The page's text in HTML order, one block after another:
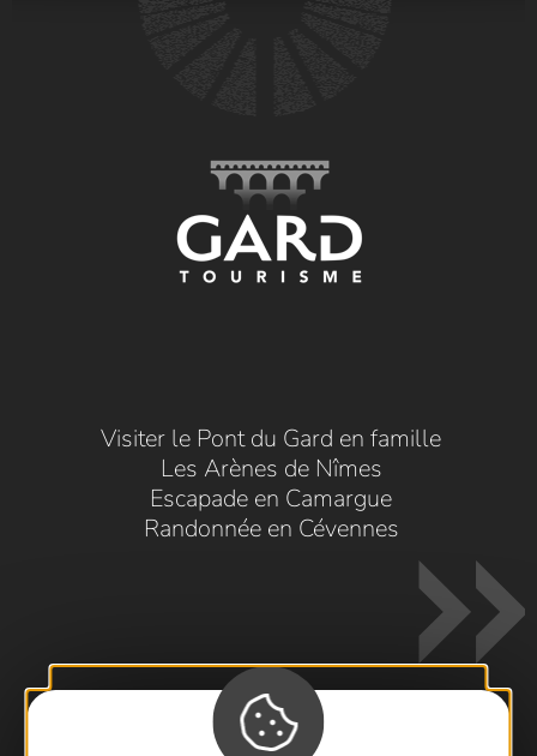
Visiter le Pont du Gard en famille
Les Arènes de Nîmes
Escapade en Camargue
Randonnée en Cévennes